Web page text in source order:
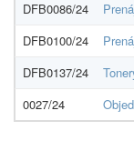
DFB0086/24
DFB0100/24
DFB0137/24
0027/24